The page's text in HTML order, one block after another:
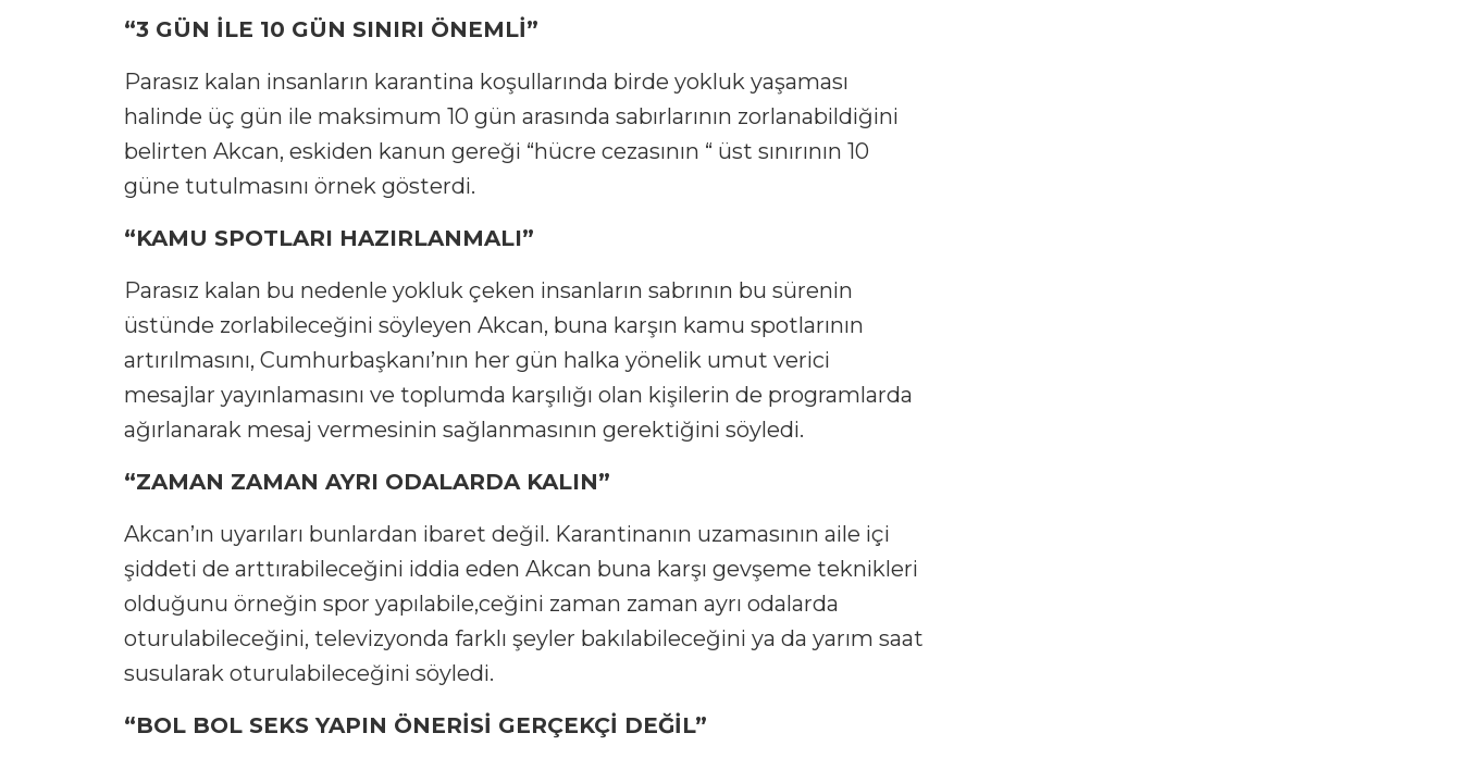
“3 GÜN İLE 10 GÜN SINIRI ÖNEMLİ”
Parasız kalan insanların karantina koşullarında birde yokluk yaşaması
halinde üç gün ile maksimum 10 gün arasında sabırlarının zorlanabildiğini
belirten Akcan, eskiden kanun gereği “hücre cezasının “ üst sınırının 10
güne tutulmasını örnek gösterdi.
“KAMU SPOTLARI HAZIRLANMALI”
Parasız kalan bu nedenle yokluk çeken insanların sabrının bu sürenin
üstünde zorlabileceğini söyleyen Akcan, buna karşın kamu spotlarının
artırılmasını, Cumhurbaşkanı’nın her gün halka yönelik umut verici
mesajlar yayınlamasını ve toplumda karşılığı olan kişilerin de programlarda
ağırlanarak mesaj vermesinin sağlanmasının gerektiğini söyledi.
“ZAMAN ZAMAN AYRI ODALARDA KALIN”
Akcan’ın uyarıları bunlardan ibaret değil. Karantinanın uzamasının aile içi
şiddeti de arttırabileceğini iddia eden Akcan buna karşı gevşeme teknikleri
olduğunu örneğin spor yapılabile,ceğini zaman zaman ayrı odalarda
oturulabileceğini, televizyonda farklı şeyler bakılabileceğini ya da yarım saat
susularak oturulabileceğini söyledi.
“BOL BOL SEKS YAPIN ÖNERİSİ GERÇEKÇİ DEĞİL”